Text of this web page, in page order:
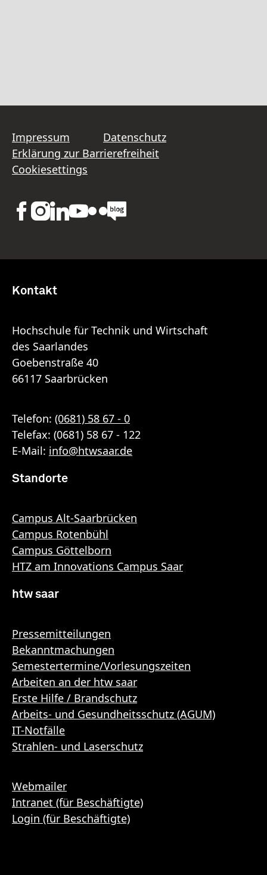
Impressum
Datenschutz
Erklärung zur Barrierefreiheit
Cookiesettings
Kontakt
Hochschule für Technik und Wirtschaft
des Saarlandes
Goebenstraße 40
66117 Saarbrücken
Telefon: (0681) 58 67 - 0
Telefax: (0681) 58 67 - 122
E-Mail: info@htwsaar.de
Standorte
Campus Alt-Saarbrücken
Campus Rotenbühl
Campus Göttelborn
HTZ am Innovations Campus Saar
htw saar
Pressemitteilungen
Bekanntmachungen
Semestertermine/Vorlesungszeiten
Arbeiten an der htw saar
Erste Hilfe / Brandschutz
Arbeits- und Gesundheitsschutz (AGUM)
IT-Notfälle
Strahlen- und Laserschutz
Webmailer
Intranet (für Beschäftigte)
Login (für Beschäftigte)